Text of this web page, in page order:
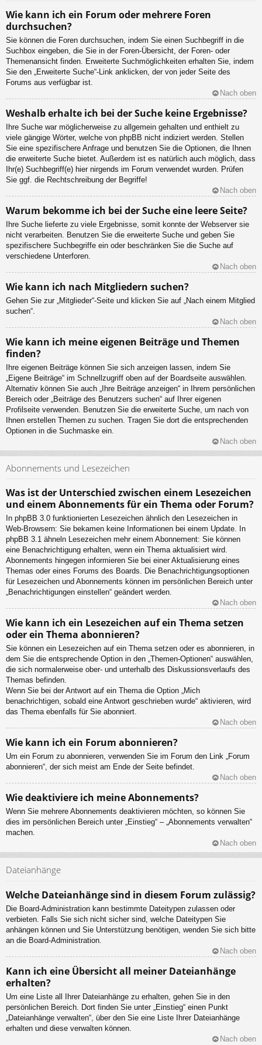
Wie kann ich ein Forum oder mehrere Foren
durchsuchen?
Sie können die Foren durchsuchen, indem Sie einen Suchbegriff in die
Suchbox eingeben, die Sie in der Foren-Übersicht, der Foren- oder
Themenansicht finden. Erweiterte Suchmöglichkeiten erhalten Sie, indem
Sie den „Erweiterte Suche“-Link anklicken, der von jeder Seite des
Forums aus verfügbar ist.
Nach oben
Weshalb erhalte ich bei der Suche keine Ergebnisse?
Ihre Suche war möglicherweise zu allgemein gehalten und enthielt zu
viele gängige Wörter, welche von phpBB nicht indiziert werden. Stellen
Sie eine spezifischere Anfrage und benutzen Sie die Optionen, die Ihnen
die erweiterte Suche bietet. Außerdem ist es natürlich auch möglich, dass
Ihr(e) Suchbegriff(e) hier nirgends im Forum verwendet wurden. Prüfen
Sie ggf. die Rechtschreibung der Begriffe!
Nach oben
Warum bekomme ich bei der Suche eine leere Seite?
Ihre Suche lieferte zu viele Ergebnisse, somit konnte der Webserver sie
nicht verarbeiten. Benutzen Sie die erweiterte Suche und geben Sie
spezifischere Suchbegriffe ein oder beschränken Sie die Suche auf
verschiedene Unterforen.
Nach oben
Wie kann ich nach Mitgliedern suchen?
Gehen Sie zur „Mitglieder“-Seite und klicken Sie auf „Nach einem Mitglied
suchen“.
Nach oben
Wie kann ich meine eigenen Beiträge und Themen
finden?
Ihre eigenen Beiträge können Sie sich anzeigen lassen, indem Sie
„Eigene Beiträge“ im Schnellzugriff oben auf der Boardseite auswählen.
Alternativ können Sie auch „Ihre Beiträge anzeigen“ in Ihrem persönlichen
Bereich oder „Beiträge des Benutzers suchen“ auf Ihrer eigenen
Profilseite verwenden. Benutzen Sie die erweiterte Suche, um nach von
Ihnen erstellen Themen zu suchen. Tragen Sie dort die entsprechenden
Optionen in die Suchmaske ein.
Nach oben
Abonnements und Lesezeichen
Was ist der Unterschied zwischen einem Lesezeichen
und einem Abonnements für ein Thema oder Forum?
In phpBB 3.0 funktionierten Lesezeichen ähnlich den Lesezeichen in
Web-Browsern: Sie bekamen keine Informationen bei einem Update. In
phpBB 3.1 ähneln Lesezeichen mehr einem Abonnement: Sie können
eine Benachrichtigung erhalten, wenn ein Thema aktualisiert wird.
Abonnements hingegen informieren Sie bei einer Aktualisierung eines
Themas oder eines Forums des Boards. Die Benachrichtigungsoptionen
für Lesezeichen und Abonnements können im persönlichen Bereich unter
„Benachrichtigungen einstellen“ geändert werden.
Nach oben
Wie kann ich ein Lesezeichen auf ein Thema setzen
oder ein Thema abonnieren?
Sie können ein Lesezeichen auf ein Thema setzen oder es abonnieren, in
dem Sie die entsprechende Option in den „Themen-Optionen“ auswählen,
die sich normalerweise ober- und unterhalb des Diskussionsverlaufs des
Themas befinden.
Wenn Sie bei der Antwort auf ein Thema die Option „Mich
benachrichtigen, sobald eine Antwort geschrieben wurde“ aktivieren, wird
das Thema ebenfalls für Sie abonniert.
Nach oben
Wie kann ich ein Forum abonnieren?
Um ein Forum zu abonnieren, verwenden Sie im Forum den Link „Forum
abonnieren“, der sich meist am Ende der Seite befindet.
Nach oben
Wie deaktiviere ich meine Abonnements?
Wenn Sie mehrere Abonnements deaktivieren möchten, so können Sie
dies im persönlichen Bereich unter „Einstieg“ – „Abonnements verwalten“
machen.
Nach oben
Dateianhänge
Welche Dateianhänge sind in diesem Forum zulässig?
Die Board-Administration kann bestimmte Dateitypen zulassen oder
verbieten. Falls Sie sich nicht sicher sind, welche Dateitypen Sie
anhängen können und Sie Unterstützung benötigen, wenden Sie sich bitte
an die Board-Administration.
Nach oben
Kann ich eine Übersicht all meiner Dateianhänge
erhalten?
Um eine Liste all Ihrer Dateianhänge zu erhalten, gehen Sie in den
persönlichen Bereich. Dort finden Sie unter „Einstieg“ einen Punkt
„Dateianhänge verwalten“, über den Sie eine Liste Ihrer Dateianhänge
erhalten und diese verwalten können.
Nach oben